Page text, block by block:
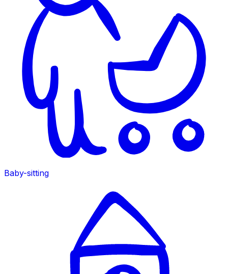
Baby-sitting